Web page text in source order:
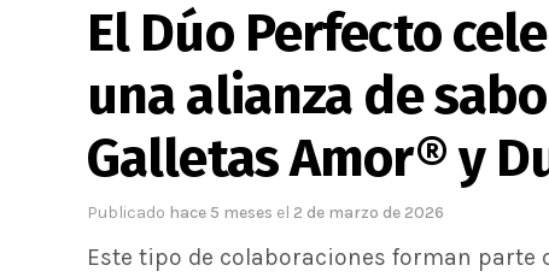
El Dúo Perfecto
una alianza de
Galletas Amor® y
Publicado hace 5 meses el 2 de marzo de 2026
Este tipo de colaboraciones forman parte